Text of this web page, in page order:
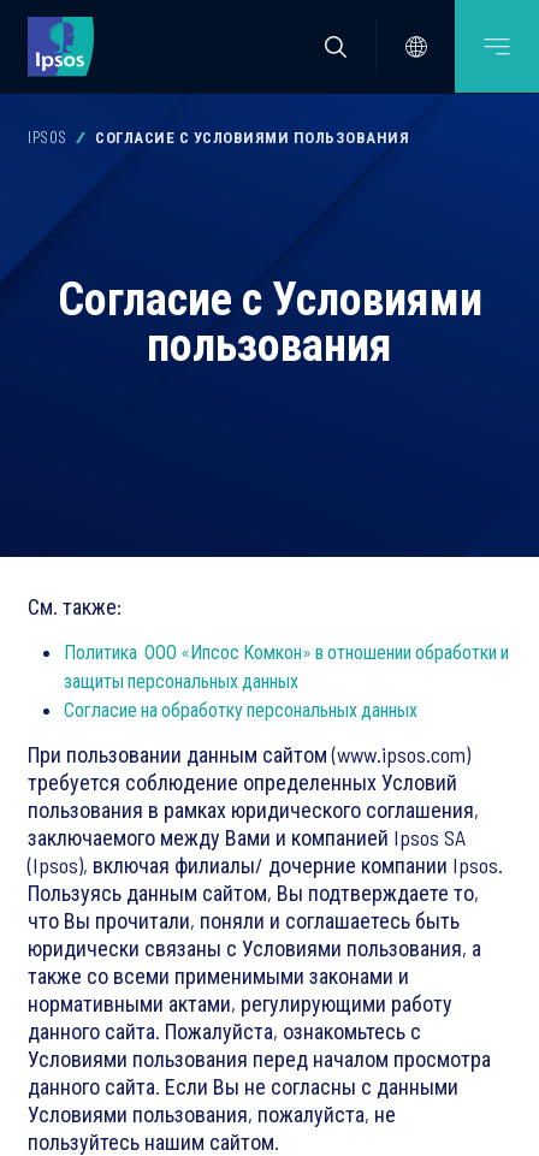
IPSOS СОГЛАСИЕ С УСЛОВИЯМИ ПОЛЬЗОВАНИЯ
Согласие с Условиями
пользования
См. также:
Политика ООО «Ипсос Комкон» в отношении обработки и
защиты персональных данных
Согласие на обработку персональных данных
При пользовании данным сайтом (www.ipsos.com)
требуется соблюдение определенных Условий
пользования в рамках юридического соглашения,
заключаемого между Вами и компанией Ipsos SA
(Ipsos), включая филиалы/ дочерние компании Ipsos.
Пользуясь данным сайтом, Вы подтверждаете то,
что Вы прочитали, поняли и соглашаетесь быть
юридически связаны с Условиями пользования, а
также со всеми применимыми законами и
нормативными актами, регулирующими работу
данного сайта. Пожалуйста, ознакомьтесь с
Условиями пользования перед началом просмотра
данного сайта. Если Вы не согласны с данными
Условиями пользования, пожалуйста, не
пользуйтесь нашим сайтом.